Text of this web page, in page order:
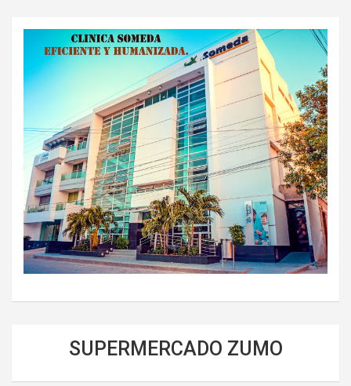
SUPERMERCADO ZUMO